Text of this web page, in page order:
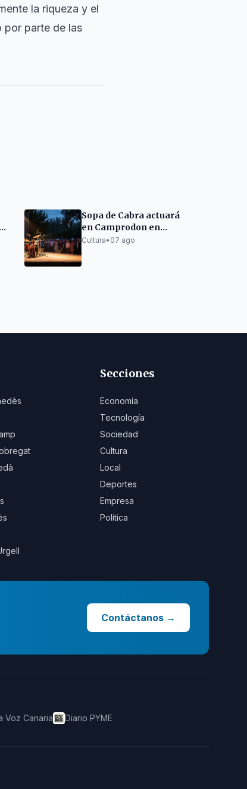
la riqueza y el
por parte de las
Sopa de Cabra actuará
en Camprodon en
2027
Cultura• 07 ago
Secciones
Economía
Tecnología
Sociedad
Cultura
Local
Deportes
Empresa
Política
Contáctanos →
Voz Canaria Diario PYME